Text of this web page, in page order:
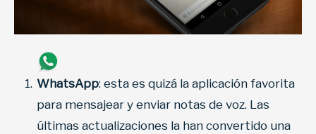
WhatsApp: esta es quizá la aplicación favorita
para mensajear y enviar notas de voz. Las
últimas actualizaciones la han convertido una